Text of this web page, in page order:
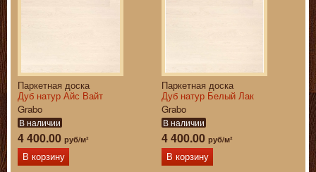
Паркетная доска
Дуб натур Айс Вайт
Grabo
В наличии
4 400.00 руб/м²
В корзину
Паркетная доска
Дуб натур Белый Лак
Grabo
В наличии
4 400.00 руб/м²
В корзину